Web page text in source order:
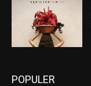
POPULER